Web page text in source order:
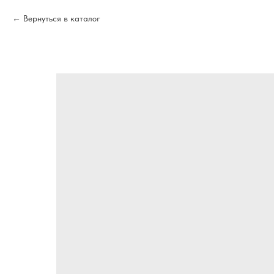
Вернуться в каталог